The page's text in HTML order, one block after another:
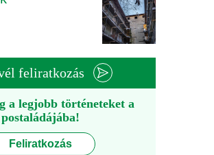
feliratkozás
a legjobb történeteket a
postaládájába!
Feliratkozás